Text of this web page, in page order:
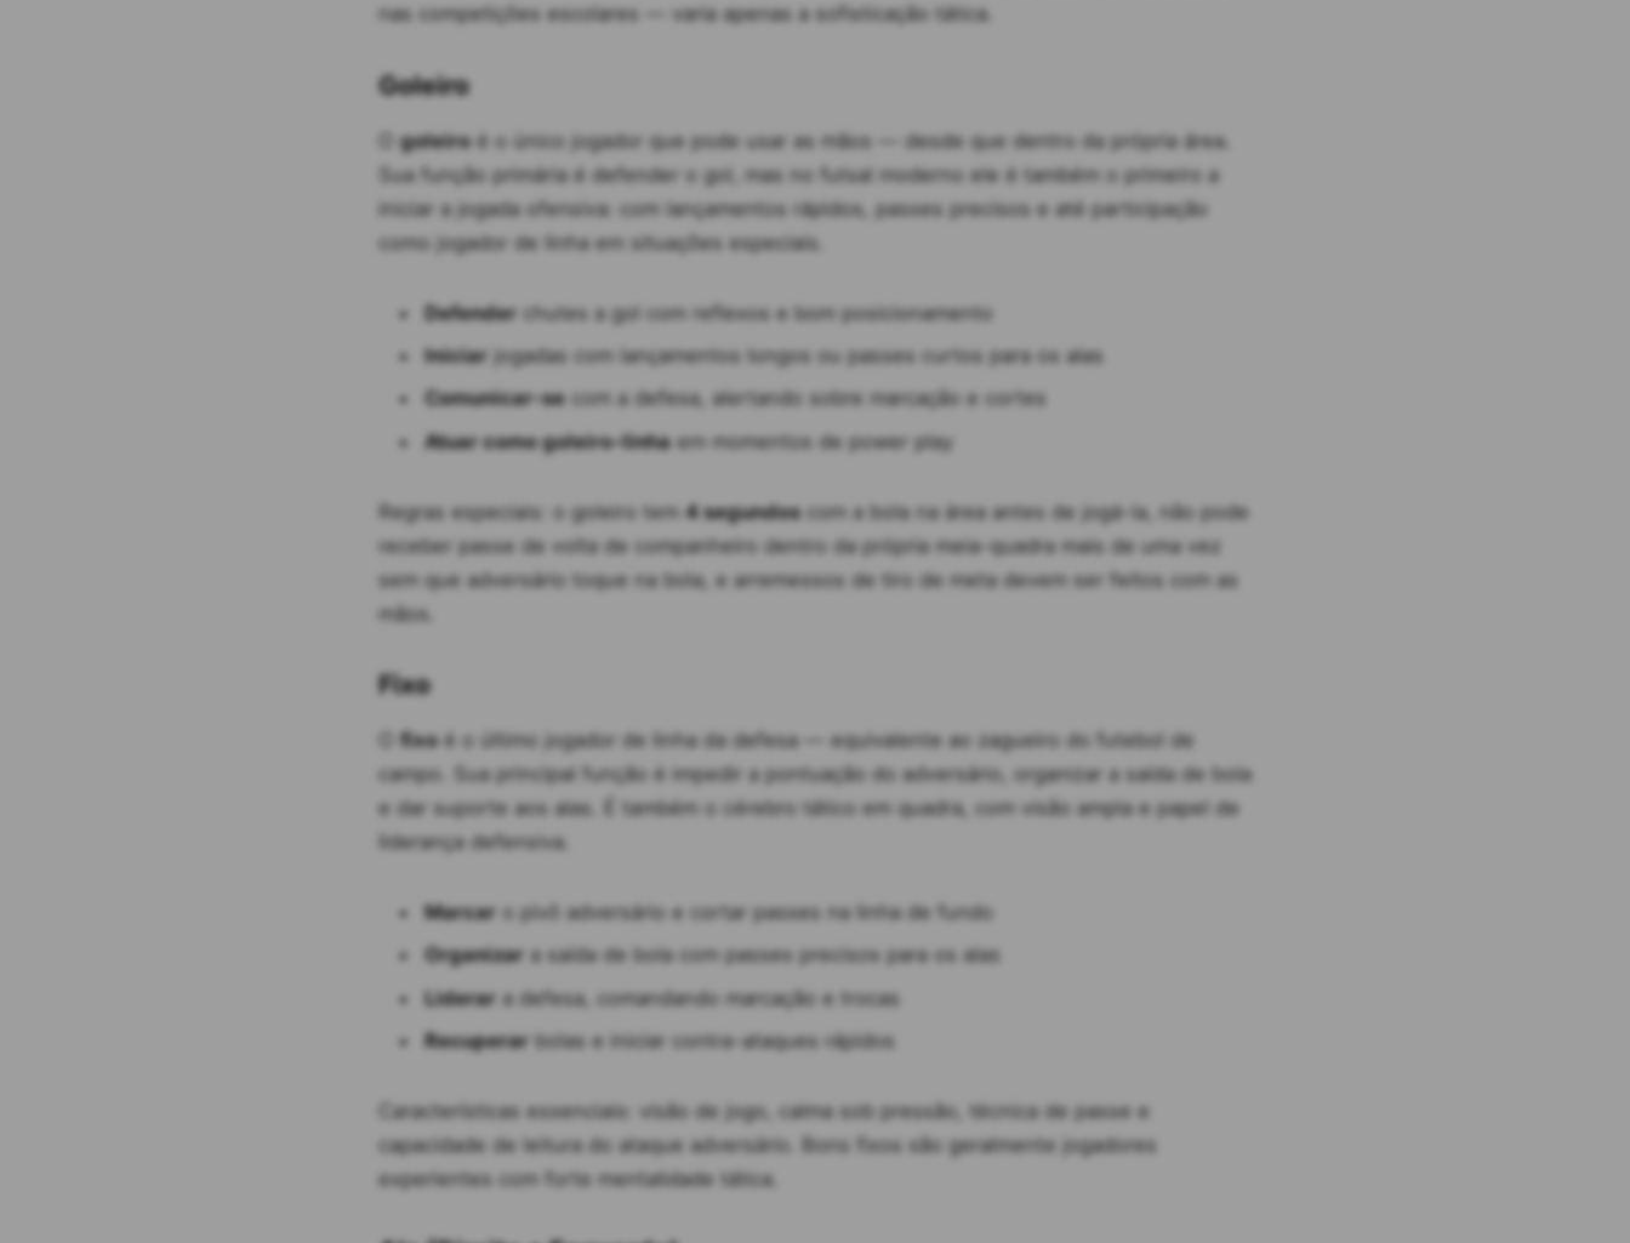
nas competições escolares — varia apenas a sofisticação tática.
Goleiro
Ogoleiroé o único jogador que pode usar as mãos — desde que dentro da própria área.
Sua função primária é defender o gol, mas no futsal moderno ele é também o primeiro a
iniciar a jogada ofensiva: com lançamentos rápidos, passes precisos e até participação
como jogador de linha em situações especiais.
Defender chutes a gol com reflexos e bom posicionamento
Iniciar jogadas com lançamentos longos ou passes curtos para os alas
Comunicar-secom a defesa, alertando sobre marcação e cortes
Atuar como goleiro-linhaem momentos de power play
Regras especiais: o goleiro tem 4 segundoscom a bola na área antes de jogá-la, não pode
receber passe de volta de companheiro dentro da própria meia-quadra mais de uma vez
sem que adversário toque na bola, e arremessos de tiro de meta devem ser feitos com as
mãos.
Fixo
fixoé o último jogador de linha da defesa — equivalente ao zagueiro do futebol de
campo. Sua principal função é impedir a pontuação do adversário, organizar a saída de bola
e dar suporte aos alas. É também o cérebro tático em quadra, com visão ampla e papel de
liderança defensiva.
Marcar o pivô adversário e cortar passes na linha de fundo
Organizar a saída de bola com passes precisos para os alas
Liderar a defesa, comandando marcação e trocas
Recuperar bolas e iniciar contra-ataques rápidos
Características essenciais: visão de jogo, calma sob pressão, técnica de passe e
capacidade de leitura do ataque adversário. Bons fixos são geralmente jogadores
experientes com forte mentalidade tática.